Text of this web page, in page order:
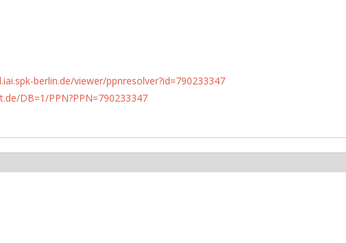
berlin.de/viewer/ppnresolver?id=790233347
DB=1/PPN?PPN=790233347